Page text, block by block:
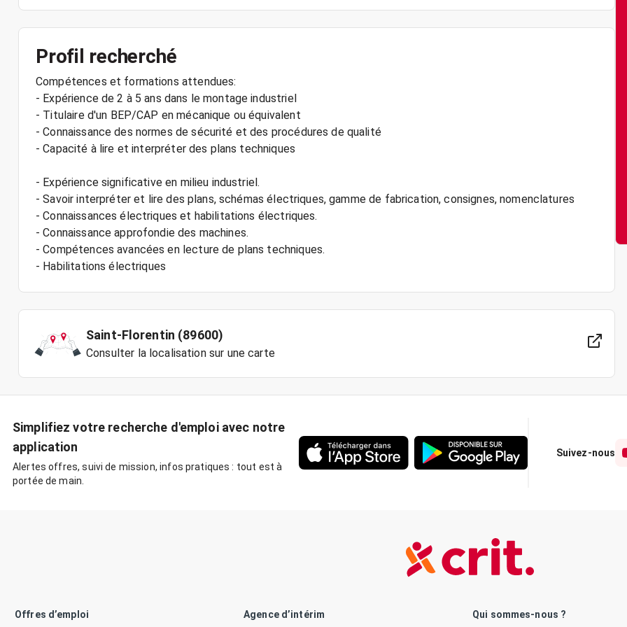
Profil recherché
Compétences et formations attendues:
- Expérience de 2 à 5 ans dans le montage industriel
- Titulaire d'un BEP/CAP en mécanique ou équivalent
- Connaissance des normes de sécurité et des procédures de qualité
- Capacité à lire et interpréter des plans techniques
- Expérience significative en milieu industriel.
- Savoir interpréter et lire des plans, schémas électriques, gamme de fabrication, consignes, nomenclatures
- Connaissances électriques et habilitations électriques.
- Connaissance approfondie des machines.
- Compétences avancées en lecture de plans techniques.
Saint-Florentin (89600)
Consulter la localisation sur une carte
Simplifiez votre recherche d'emploi avec notre
application
Alertes offres, suivi de mission, infos pratiques : tout est à
portée de main.
Suivez-nous
Offres d’emploi Agence d’intérim Qui sommes-nous ?